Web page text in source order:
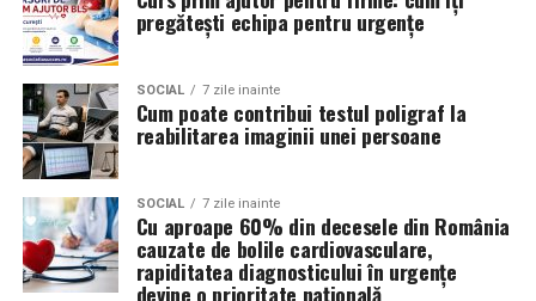
BMW;
Mercedes-Benz;
Volkswagen;
Audi;
Skoda;
Seat;
Porsche;
Opel;
organizatorii care aleg să adopte soluții sustenabile, cum
ar fi închirierea toaletelor din gama ecologică, pot
câștiga aprecierea publicului.
Aceasta nu doar că îmbunătățește percepția față de
eveniment, dar poate și atrage mai mulți participanți
care sunt interesați de susținerea unor cauze ecologice.
Promovând un eveniment “verde”, organizatorii pot
atrage atenția asupra angajamentului față de protejarea
mediului și față de responsabilitatea socială.
pregătești echipa pentru urgențe
SOCIAL 7 zile inainte
Cum poate contribui testul poligraf la
reabilitarea imaginii unei persoane
SOCIAL 7 zile inainte
Cu aproape 60% din decesele din România
cauzate de bolile cardiovasculare,
rapiditatea diagnosticului în urgențe
devine o prioritate națională